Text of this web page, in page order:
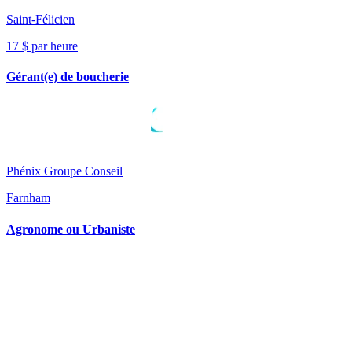
Saint-Félicien
17 $ par heure
Gérant(e) de boucherie
Phénix Groupe Conseil
Farnham
Agronome ou Urbaniste